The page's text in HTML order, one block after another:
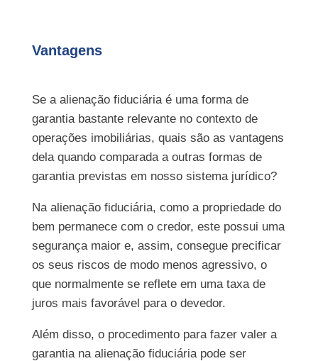
Vantagens
Se a alienação fiduciária é uma forma de
garantia bastante relevante no contexto de
operações imobiliárias, quais são as vantagens
dela quando comparada a outras formas de
garantia previstas em nosso sistema jurídico?
Na alienação fiduciária, como a propriedade do
bem permanece com o credor, este possui uma
segurança maior e, assim, consegue precificar
os seus riscos de modo menos agressivo, o
que normalmente se reflete em uma taxa de
juros mais favorável para o devedor.
Além disso, o procedimento para fazer valer a
garantia na alienação fiduciária pode ser